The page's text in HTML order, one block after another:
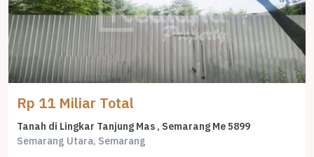
Rp 11 Miliar Total
Tanah di Lingkar Tanjung Mas , Semarang Me 5899
Semarang Utara, Semarang